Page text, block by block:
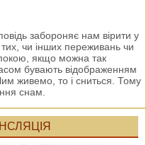
забороняє нам вірити у
чи інших переживань чи
якщо можна так
бувають відображенням
живемо, то і сниться. Тому
снам.